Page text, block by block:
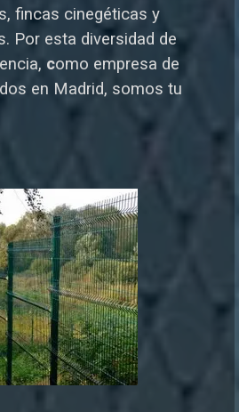
fincas cinegéticas y
Por esta diversidad de
como empresa de
en Madrid, somos tu